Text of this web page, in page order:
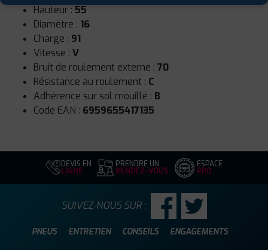
Hauteur : 55
Diamètre : 16
Charge : 91
Vitesse : V
Bruit de roulement externe : 70
Résistance au roulement : C
Adhérence sur sol mouillé : B
Code EAN : 6959655417135
DEVIS EN
LIGNE
PRENDRE UN
RENDEZ-VOUS
ESPACE
PRO
PNEUS ENTRETIEN CONSEILS ENGAGEMENTS
SUIVEZ-NOUS SUR :